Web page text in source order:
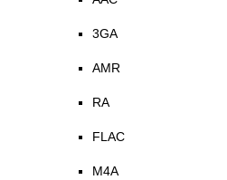
3GA
AMR
RA
FLAC
M4A